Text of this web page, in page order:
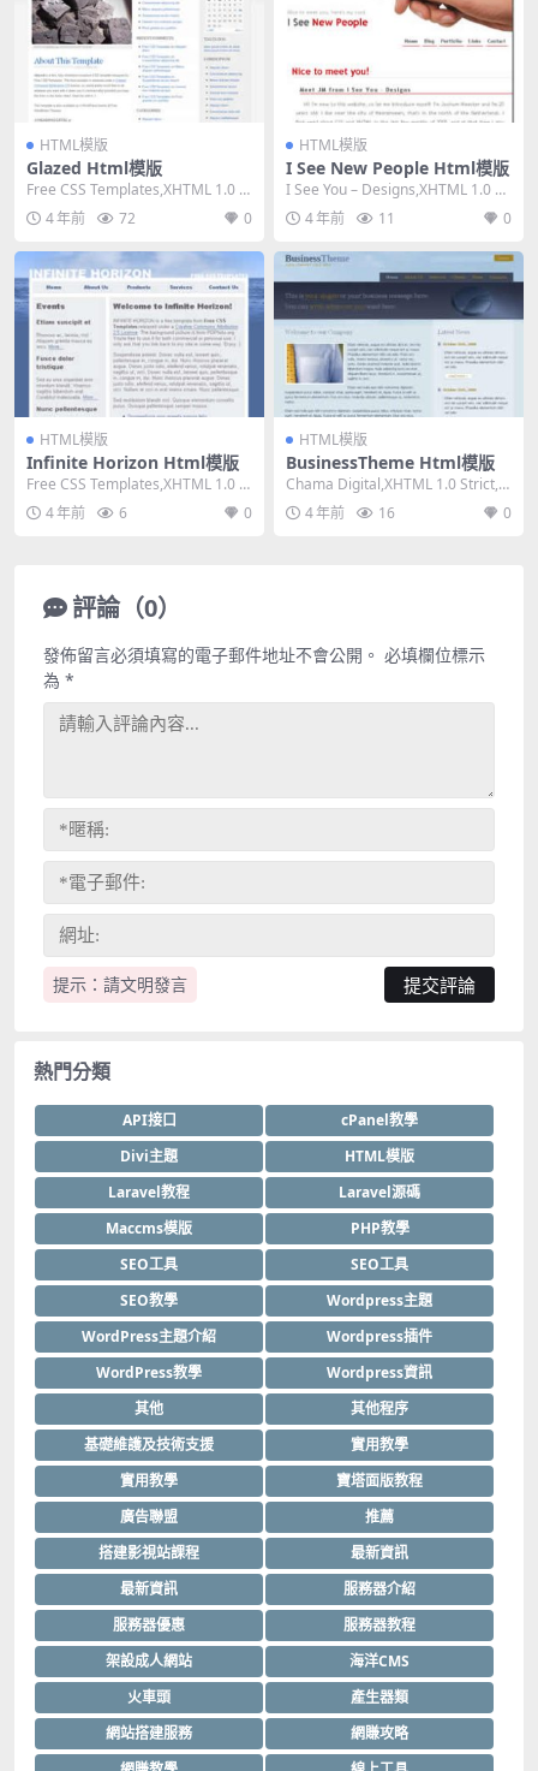
HTML模版
Glazed Html模版
Free CSS Templates,XHTML 1.0 St
rict,Fixe...
4 年前 72 0
HTML模版
I See New People Html模版
I See You – Designs,XHTML 1.0 St
ri...
4 年前 11 0
HTML模版
Infinite Horizon Html模版
Free CSS Templates,XHTML 1.0 St
rict,Fixe...
4 年前 6 0
HTML模版
BusinessTheme Html模版
Chama Digital,XHTML 1.0 Strict,Fi
xed Wid...
4 年前 16 0
評論（0）
提示：請文明發言
發佈留言必須填寫的電子郵件地址不會公開。 必填欄位標示
為 *
熱門分類
API接口
cPanel教學
Divi主題
HTML模版
Laravel教程
Laravel源碼
Maccms模版
PHP教學
SEO工具
SEO工具
SEO教學
Wordpress主題
WordPress主題介紹
Wordpress插件
WordPress教學
Wordpress資訊
其他
其他程序
基礎維護及技術支援
實用教學
實用教學
寶塔面版教程
廣告聯盟
推薦
搭建影視站課程
最新資訊
最新資訊
服務器介紹
服務器優惠
服務器教程
架設成人網站
海洋CMS
火車頭
產生器類
網站搭建服務
網賺攻略